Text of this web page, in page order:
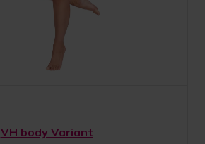
VH body Variant